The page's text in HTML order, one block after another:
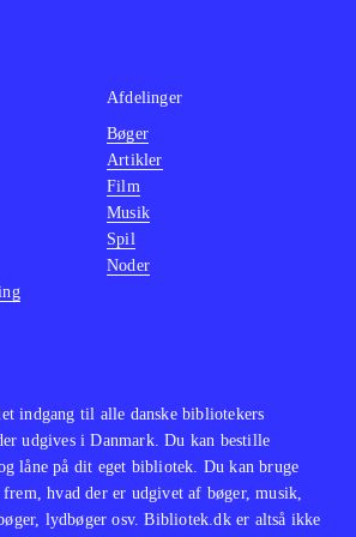
består kun af
fra spillet.
er forbedret og med
Fantasy" er en af de
indenfor genren, i
Østen men ellers har
genudgivet flere af
i serien
.
af en spilklassiker
og flottere grafik,
i spillet
indgang til alle danske bibliotekers
udgives i Danmark. Du kan bestille
låne på dit eget bibliotek. Du kan bruge
hvad der er udgivet af bøger, musik,
lydbøger osv. Bibliotek.dk er altså ikke
Afdelinger
Bøger
Artikler
Film
Musik
Spil
Noder